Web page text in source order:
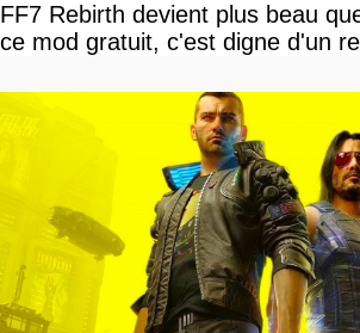
FF7 Rebirth devient plus beau
ce mod gratuit, c'est digne d'un